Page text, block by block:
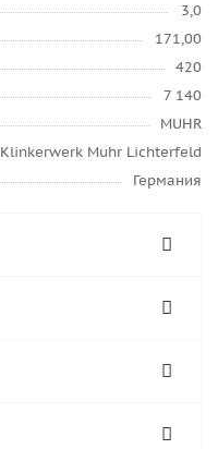
3,0
171,00
420
7 140
MUHR
Klinkerwerk Muhr Lichterfeld
Германия